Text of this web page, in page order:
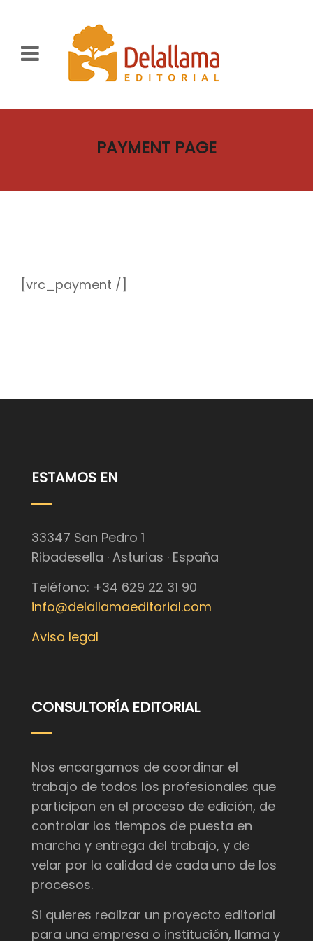
PAYMENT PAGE
[vrc_payment /]
ESTAMOS EN
33347 San Pedro 1
Ribadesella · Asturias · España
Teléfono: +34 629 22 31 90
info@delallamaeditorial.com
Aviso legal
CONSULTORÍA EDITORIAL
Nos encargamos de coordinar el
trabajo de todos los profesionales que
participan en el proceso de edición, de
controlar los tiempos de puesta en
marcha y entrega del trabajo, y de
velar por la calidad de cada uno de los
procesos.
Si quieres realizar un proyecto editorial
para una empresa o institución, llama y